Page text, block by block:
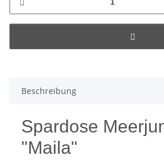
Beschreibung
Spardose
"Maila"